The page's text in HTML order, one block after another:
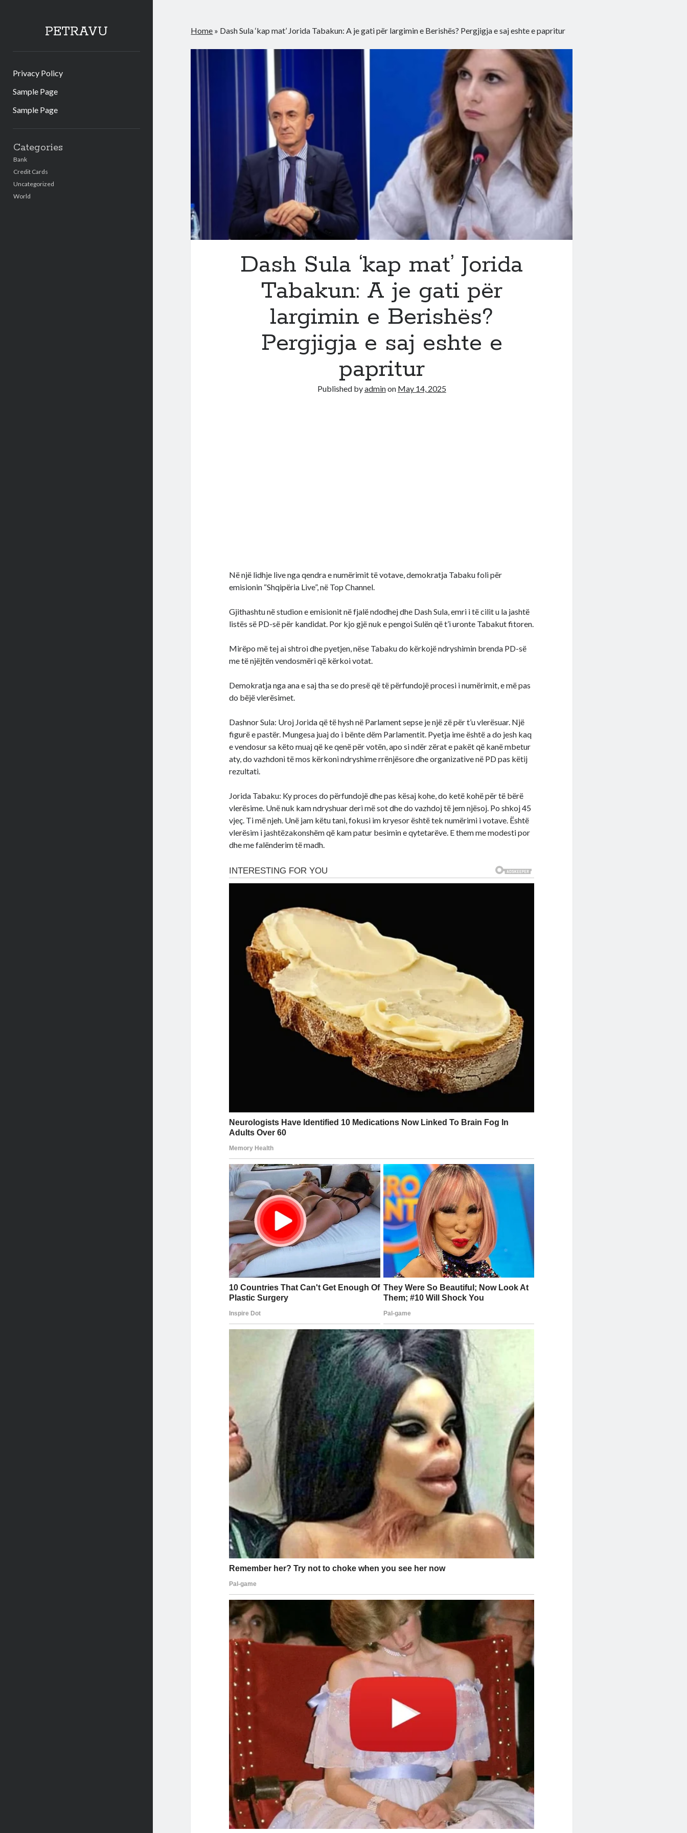
PETRAVU
Privacy Policy
Sample Page
Sample Page
Categories
Bank
Credit Cards
Uncategorized
World
Home » Dash Sula ‘kap mat’ Jorida Tabakun: A je gati për largimin e Berishës? Pergjigja e saj eshte e papritur
Dash Sula ‘kap mat’ Jorida
Tabakun: A je gati për
largimin e Berishës?
Pergjigja e saj eshte e
papritur
Published byadminon May 14, 2025
Në një lidhje live nga qendra e numërimit të votave, demokratja Tabaku foli për
emisionin “Shqipëria Live”, në Top Channel.
Gjithashtu në studion e emisionit në fjalë ndodhej dhe Dash Sula, emri i të cilit u la jashtë
listës së PD-së për kandidat. Por kjo gjë nuk e pengoi Sulën që t’i uronte Tabakut fitoren.
Mirëpo më tej ai shtroi dhe pyetjen, nëse Tabaku do kërkojë ndryshimin brenda PD-së
me të njëjtën vendosmëri që kërkoi votat.
Demokratja nga ana e saj tha se do presë që të përfundojë procesi i numërimit, e më pas
do bëjë vlerësimet.
Dashnor Sula: Uroj Jorida që të hysh në Parlament sepse je një zë për t’u vlerësuar. Një
figurë e pastër. Mungesa juaj do i bënte dëm Parlamentit. Pyetja ime është a do jesh kaq
e vendosur sa këto muaj që ke qenë për votën, apo si ndër zërat e pakët që kanë mbetur
aty, do vazhdoni të mos kërkoni ndryshime rrënjësore dhe organizative në PD pas këtij
rezultati.
Jorida Tabaku: Ky proces do përfundojë dhe pas kësaj kohe, do ketë kohë për të bërë
vlerësime. Unë nuk kam ndryshuar deri më sot dhe do vazhdoj të jem njësoj. Po shkoj 45
vjeç. Ti më njeh. Unë jam këtu tani, fokusi im kryesor është tek numërimi i votave. Është
vlerësim i jashtëzakonshëm që kam patur besimin e qytetarëve. E them me modesti por
dhe me falënderim të madh.